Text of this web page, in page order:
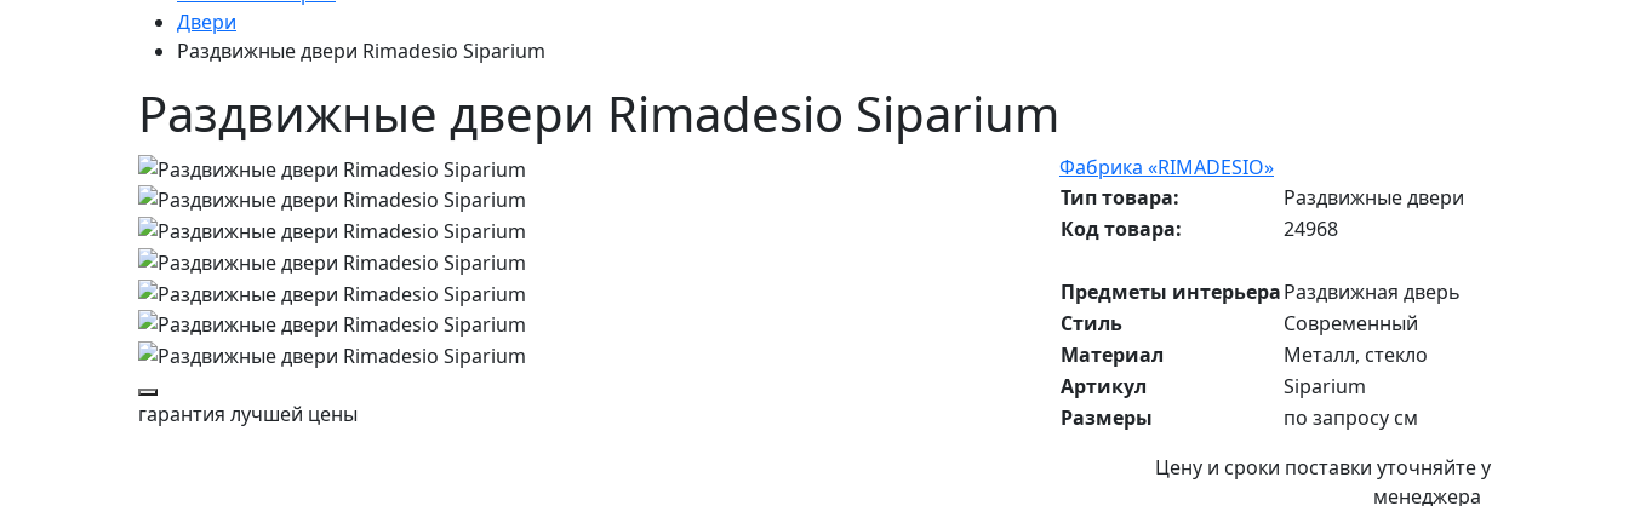
Двери
Раздвижные двери Rimadesio Siparium
Раздвижные двери Rimadesio Siparium
гарантия лучшей цены
Фабрика «RIMADESIO»
Тип товара:
Раздвижные двери
Код товара:
24968
Предметы интерьераРаздвижная дверь
Стиль
Современный
Материал
Металл, стекло
Артикул
Siparium
Размеры
по запросу см
Цену и сроки поставки уточняйте у
менеджера